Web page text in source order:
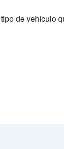
de vehículo